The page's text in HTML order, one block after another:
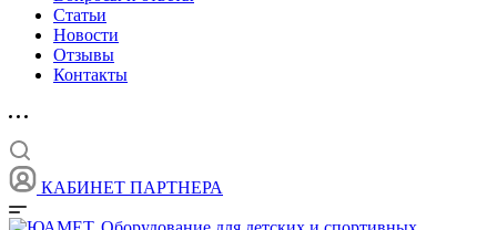
Статьи
Новости
Отзывы
Контакты
КАБИНЕТ ПАРТНЕРА